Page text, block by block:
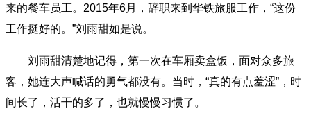
来的餐车员工。2015年6月，辞职来到华铁旅服工作，“这份
工作挺好的。”刘雨甜如是说。
刘雨甜清楚地记得，第一次在车厢卖盒饭，面对众多旅
客，她连大声喊话的勇气都没有。当时，“真的有点羞涩”，时
间长了，活干的多了，也就慢慢习惯了。